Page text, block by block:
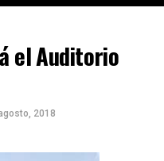
el Auditorio
2018